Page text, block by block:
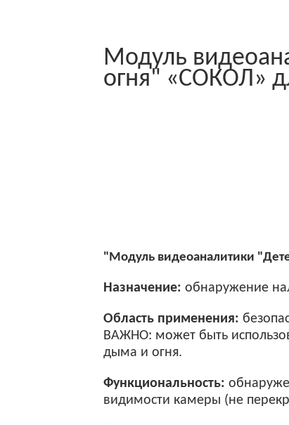
Модуль
огня" «СОКОЛ»
"Модуль видеоаналитики
Назначение: обнаружение
Область применения:
ВАЖНО: может быть
дыма и огня.
Функциональность:
видимости камеры (не